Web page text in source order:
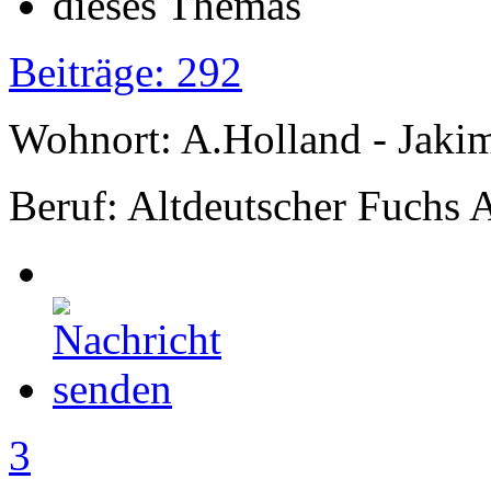
Beiträge: 292
Wohnort: A.Holland -
Beruf: Altdeutscher Fuchs
3